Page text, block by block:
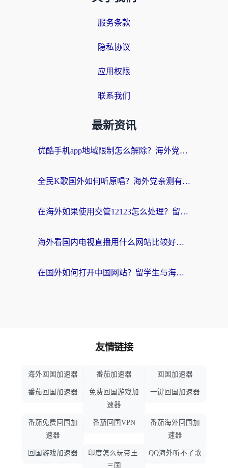
服务条款
隐私协议
应用权限
联系我们
最新资讯
优酷手机app地域限制怎么解除？海外党亲测有效的追剧方案
全民K歌国外如何听原唱？海外党亲测有效的回国加速器选择指南
在海外如果使用交管12123怎么处理？留学生亲测有效的回国加速方案
海外看国内电视直播用什么网站比较好？一篇解决你所有追剧难题的实用指南
在国外如何打开中国网站？留学生与海外华人的无缝访问指南
友情链接
海外回国加速器 番茄加速器 回国加速器
番茄回国加速器
免费回国游戏加
速器
一键回国加速器
番茄免费回国加
速器
番茄回国VPN
番茄海外回国加
速器
回国游戏加速器
印度怎么玩帝王·
三国
QQ海外听不了歌